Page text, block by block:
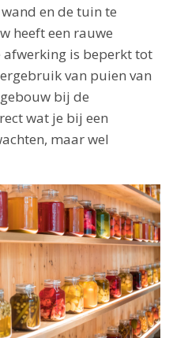
wand en de tuin te
heeft een rauwe
is beperkt tot
van puien van
bij de
wat je bij een
maar wel